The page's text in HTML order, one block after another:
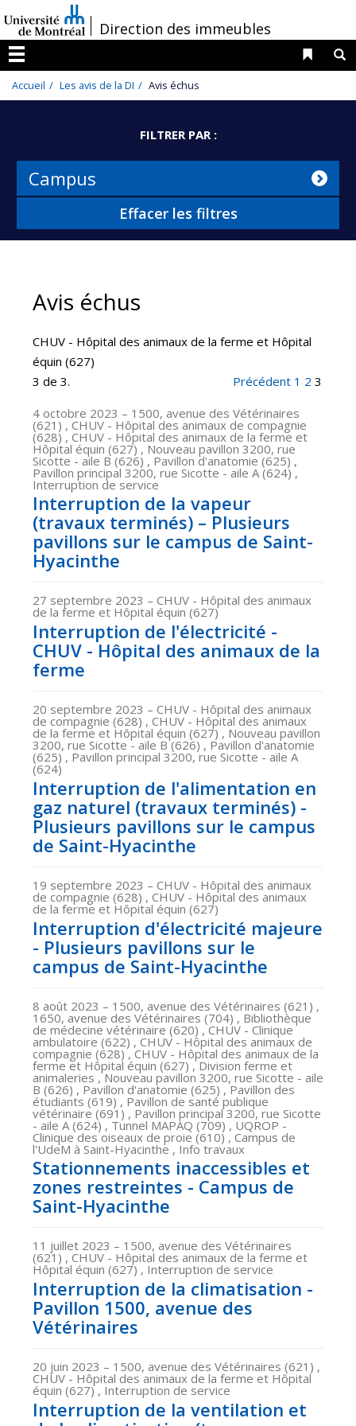
au
contenu
/Direction des immeubles
Menu
Liens
Accueil Les avis de la DI Avis échus
FILTRER PAR :
Campus
Effacer les filtres
Avis échus
CHUV - Hôpital des animaux de la ferme et Hôpital
équin (627)
3 de 3.
Précédent 1 2 3
4 octobre 2023 – 1500, avenue des Vétérinaires
(621) , CHUV - Hôpital des animaux de compagnie
(628) , CHUV - Hôpital des animaux de la ferme et
Hôpital équin (627) , Nouveau pavillon 3200, rue
Sicotte - aile B (626) , Pavillon d'anatomie (625) ,
Pavillon principal 3200, rue Sicotte - aile A (624) ,
Interruption de service
Interruption de la vapeur
(travaux terminés) – Plusieurs
pavillons sur le campus de Saint-
Hyacinthe
27 septembre 2023 – CHUV - Hôpital des animaux
de la ferme et Hôpital équin (627)
Interruption de l'électricité -
CHUV - Hôpital des animaux de la
ferme
20 septembre 2023 – CHUV - Hôpital des animaux
de compagnie (628) , CHUV - Hôpital des animaux
de la ferme et Hôpital équin (627) , Nouveau pavillon
3200, rue Sicotte - aile B (626) , Pavillon d'anatomie
(625) , Pavillon principal 3200, rue Sicotte - aile A
(624)
Interruption de l'alimentation en
gaz naturel (travaux terminés) -
Plusieurs pavillons sur le campus
de Saint-Hyacinthe
19 septembre 2023 – CHUV - Hôpital des animaux
de compagnie (628) , CHUV - Hôpital des animaux
de la ferme et Hôpital équin (627)
Interruption d'électricité majeure
- Plusieurs pavillons sur le
campus de Saint-Hyacinthe
8 août 2023 – 1500, avenue des Vétérinaires (621) ,
1650, avenue des Vétérinaires (704) , Bibliothèque
de médecine vétérinaire (620) , CHUV - Clinique
ambulatoire (622) , CHUV - Hôpital des animaux de
compagnie (628) , CHUV - Hôpital des animaux de la
ferme et Hôpital équin (627) , Division ferme et
animaleries , Nouveau pavillon 3200, rue Sicotte - aile
B (626) , Pavillon d'anatomie (625) , Pavillon des
étudiants (619) , Pavillon de santé publique
vétérinaire (691) , Pavillon principal 3200, rue Sicotte
- aile A (624) , Tunnel MAPAQ (709) , UQROP -
Clinique des oiseaux de proie (610) , Campus de
l'UdeM à Saint-Hyacinthe , Info travaux
Stationnements inaccessibles et
zones restreintes - Campus de
Saint-Hyacinthe
11 juillet 2023 – 1500, avenue des Vétérinaires
(621) , CHUV - Hôpital des animaux de la ferme et
Hôpital équin (627) , Interruption de service
Interruption de la climatisation -
Pavillon 1500, avenue des
Vétérinaires
20 juin 2023 – 1500, avenue des Vétérinaires (621) ,
CHUV - Hôpital des animaux de la ferme et Hôpital
équin (627) , Interruption de service
Interruption de la ventilation et